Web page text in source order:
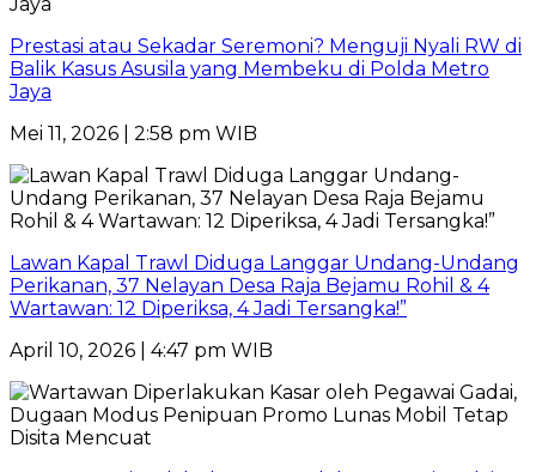
Prestasi atau Sekadar Seremoni? Menguji Nyali RW di
Balik Kasus Asusila yang Membeku di Polda Metro
Jaya
Mei 11, 2026 | 2:58 pm WIB
Lawan Kapal Trawl Diduga Langgar Undang-Undang
Perikanan, 37 Nelayan Desa Raja Bejamu Rohil & 4
Wartawan: 12 Diperiksa, 4 Jadi Tersangka!”
April 10, 2026 | 4:47 pm WIB